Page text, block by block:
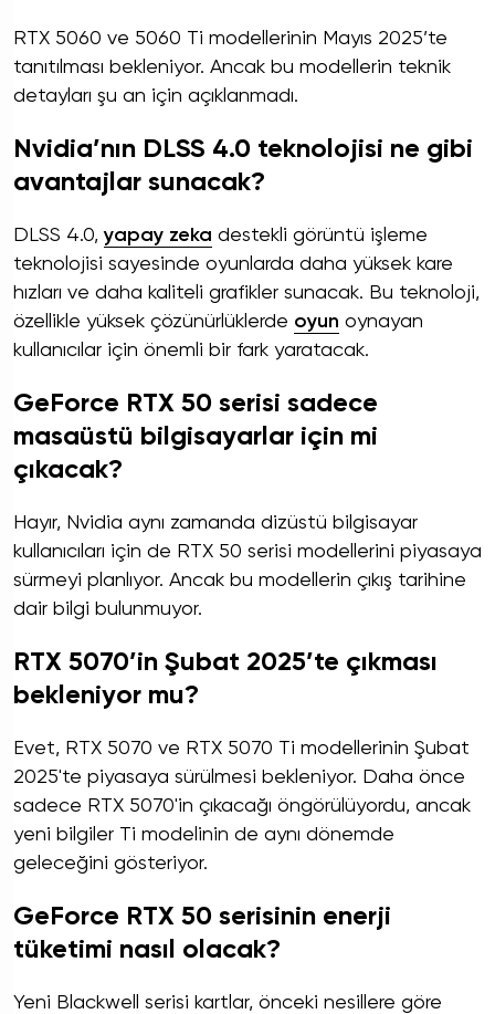
RTX 5060 ve 5060 Ti modellerinin Mayıs 2025’te
tanıtılması bekleniyor. Ancak bu modellerin teknik
detayları şu an için açıklanmadı.
Nvidia’nın DLSS 4.0 teknolojisi ne gibi
avantajlar sunacak?
DLSS 4.0,yapay zeka destekli görüntü işleme
teknolojisi sayesinde oyunlarda daha yüksek kare
hızları ve daha kaliteli grafikler sunacak. Bu teknoloji,
özellikle yüksek çözünürlüklerde oyun oynayan
kullanıcılar için önemli bir fark yaratacak.
GeForce RTX 50 serisi sadece
masaüstü bilgisayarlar için mi
çıkacak?
Hayır, Nvidia aynı zamanda dizüstü bilgisayar
kullanıcıları için de RTX 50 serisi modellerini piyasaya
sürmeyi planlıyor. Ancak bu modellerin çıkış tarihine
dair bilgi bulunmuyor.
RTX 5070’in Şubat 2025’te çıkması
bekleniyor mu?
Evet, RTX 5070 ve RTX 5070 Ti modellerinin Şubat
2025'te piyasaya sürülmesi bekleniyor. Daha önce
sadece RTX 5070'in çıkacağı öngörülüyordu, ancak
yeni bilgiler Ti modelinin de aynı dönemde
geleceğini gösteriyor.
GeForce RTX 50 serisinin enerji
tüketimi nasıl olacak?
Yeni Blackwell serisi kartlar, önceki nesillere göre